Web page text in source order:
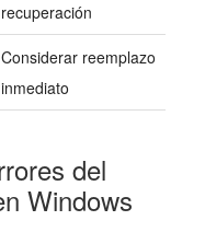
recuperación
Considerar reemplazo
inmediato
del
Windows